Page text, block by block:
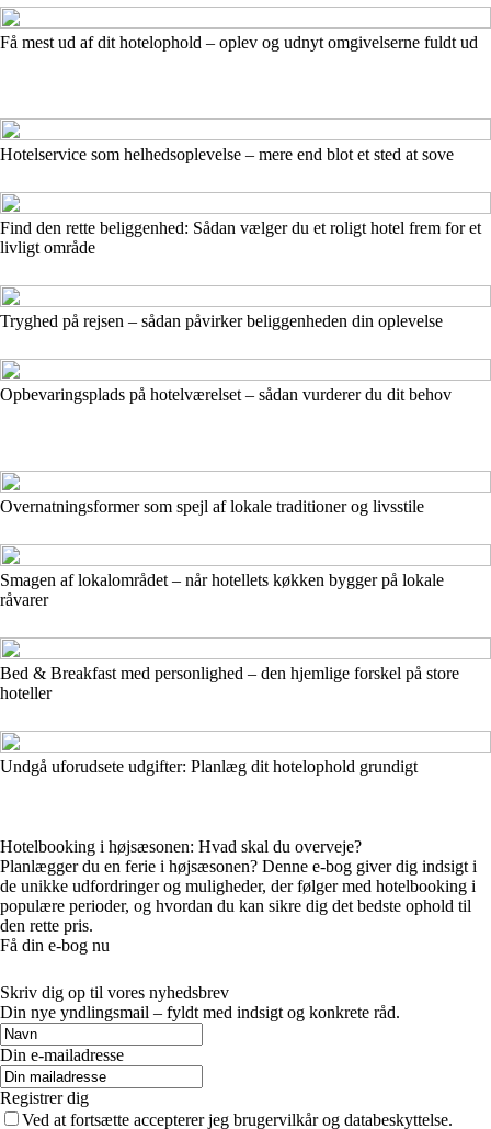
Få mest ud af dit hotelophold – oplev og udnyt omgivelserne fuldt ud
Hotelservice som helhedsoplevelse – mere end blot et sted at sove
Find den rette beliggenhed: Sådan vælger du et roligt hotel frem for et
livligt område
Tryghed på rejsen – sådan påvirker beliggenheden din oplevelse
Opbevaringsplads på hotelværelset – sådan vurderer du dit behov
Overnatningsformer som spejl af lokale traditioner og livsstile
Smagen af lokalområdet – når hotellets køkken bygger på lokale
råvarer
Bed & Breakfast med personlighed – den hjemlige forskel på store
hoteller
Undgå uforudsete udgifter: Planlæg dit hotelophold grundigt
Hotelbooking i højsæsonen: Hvad skal du overveje?
Planlægger du en ferie i højsæsonen? Denne e-bog giver dig indsigt i
de unikke udfordringer og muligheder, der følger med hotelbooking i
populære perioder, og hvordan du kan sikre dig det bedste ophold til
den rette pris.
Få din e-bog nu
Skriv dig op til vores nyhedsbrev
Din nye yndlingsmail – fyldt med indsigt og konkrete råd.
Din e-mailadresse
Registrer dig
Ved at fortsætte accepterer jeg brugervilkår og databeskyttelse.